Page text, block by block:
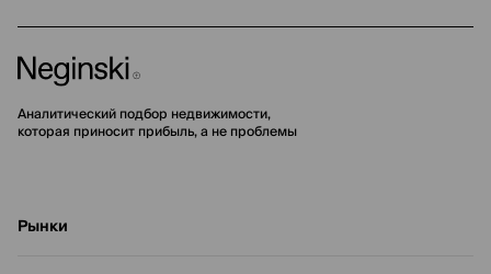
Аналитический подбор недвижимости,
которая приносит прибыль, а не проблемы
Рынки